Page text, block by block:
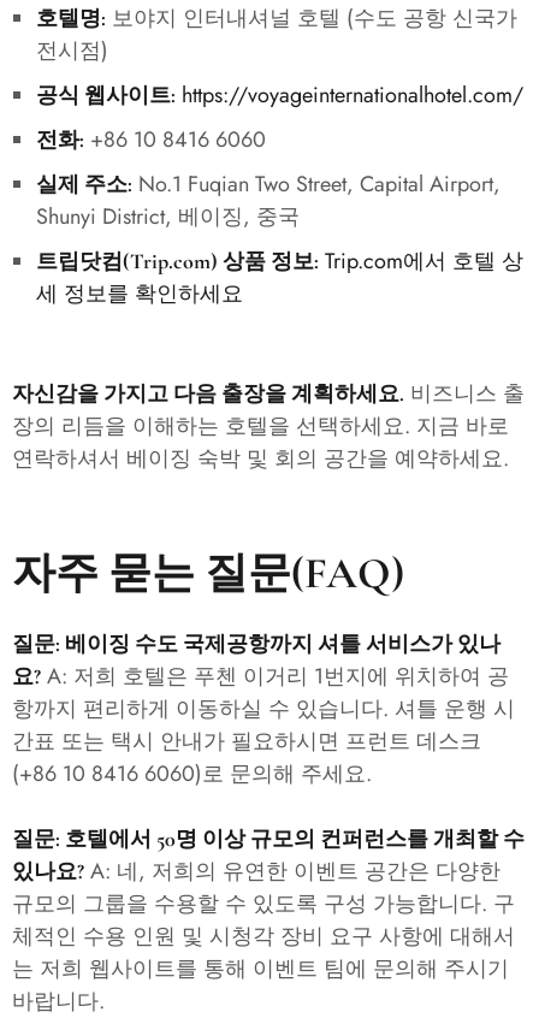
호텔명: 보야지 인터내셔널 호텔 (수도 공항 신국가
전시점)
공식 웹사이트: https://voyageinternationalhotel.com/
전화: +86 10 8416 6060
실제 주소: No.1 Fuqian Two Street, Capital Airport,
Shunyi District, 베이징, 중국
트립닷컴(Trip.com) 상품 정보: Trip.com에서 호텔 상
세 정보를 확인하세요
자신감을 가지고 다음 출장을 계획하세요. 비즈니스 출
장의 리듬을 이해하는 호텔을 선택하세요. 지금 바로
연락하셔서 베이징 숙박 및 회의 공간을 예약하세요.
자주 묻는 질문(FAQ)
질문: 베이징 수도 국제공항까지 셔틀 서비스가 있나
요? A: 저희 호텔은 푸첸 이거리 1번지에 위치하여 공
항까지 편리하게 이동하실 수 있습니다. 셔틀 운행 시
간표 또는 택시 안내가 필요하시면 프런트 데스크
(+86 10 8416 6060)로 문의해 주세요.
질문: 호텔에서 50명 이상 규모의 컨퍼런스를 개최할 수
있나요? A: 네, 저희의 유연한 이벤트 공간은 다양한
규모의 그룹을 수용할 수 있도록 구성 가능합니다. 구
체적인 수용 인원 및 시청각 장비 요구 사항에 대해서
는 저희 웹사이트를 통해 이벤트 팀에 문의해 주시기
바랍니다.